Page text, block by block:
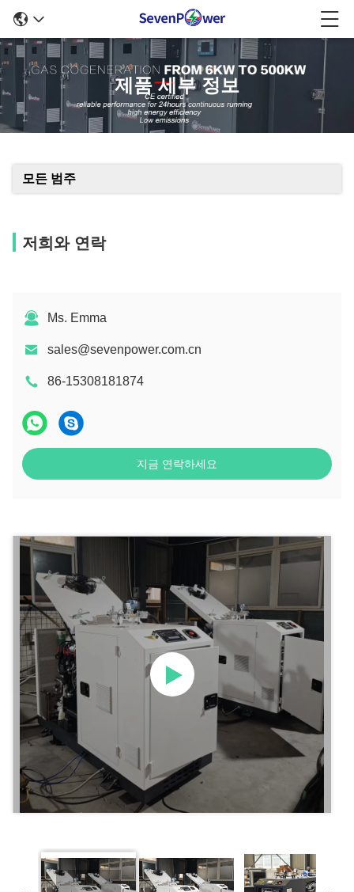
제품 세부 정보
모든 범주
저희와 연락
Ms. Emma
sales@sevenpower.com.cn
86-15308181874
지금 연락하세요